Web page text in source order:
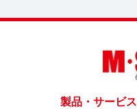
製品・サービス